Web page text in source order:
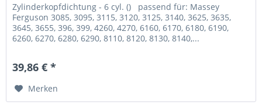
Zylinderkopfdichtung - 6 cyl. () passend für: Massey
Ferguson 3085, 3095, 3115, 3120, 3125, 3140, 3625, 3635,
3645, 3655, 396, 399, 4260, 4270, 6160, 6170, 6180, 6190,
6260, 6270, 6280, 6290, 8110, 8120, 8130, 8140,...
39,86 € *
Merken